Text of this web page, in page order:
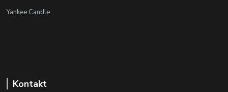
Yankee Candle
Kontakt